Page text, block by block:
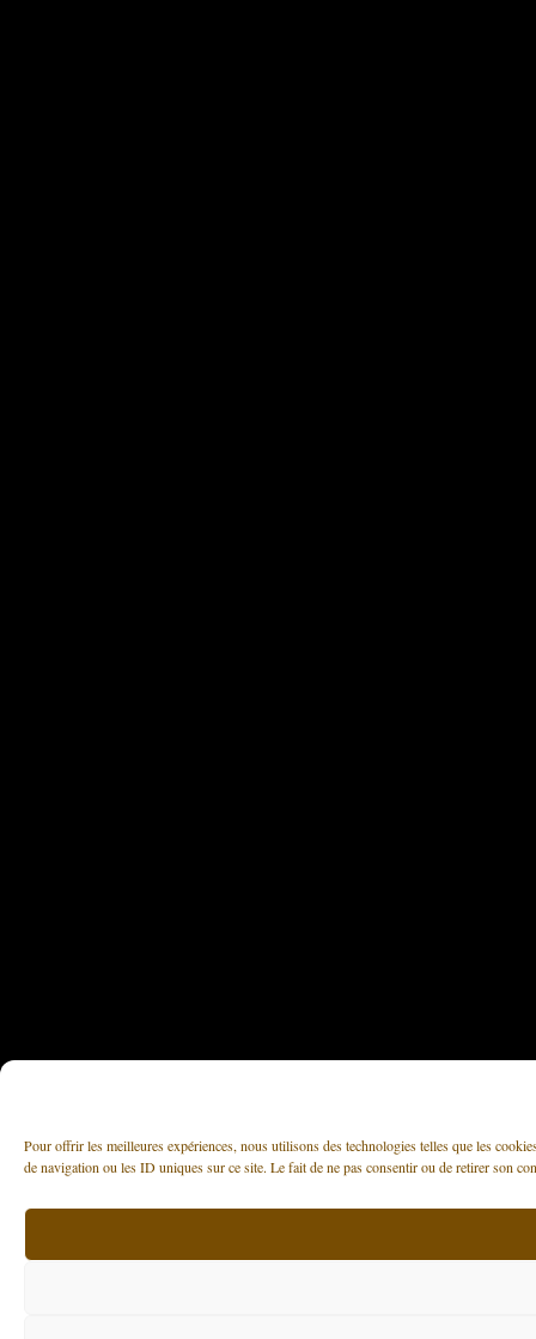
Pour offrir les meilleures expériences, nous utilisons des technologies telles que les
de navigation ou les ID uniques sur ce site. Le fait de ne pas consentir ou de retirer son